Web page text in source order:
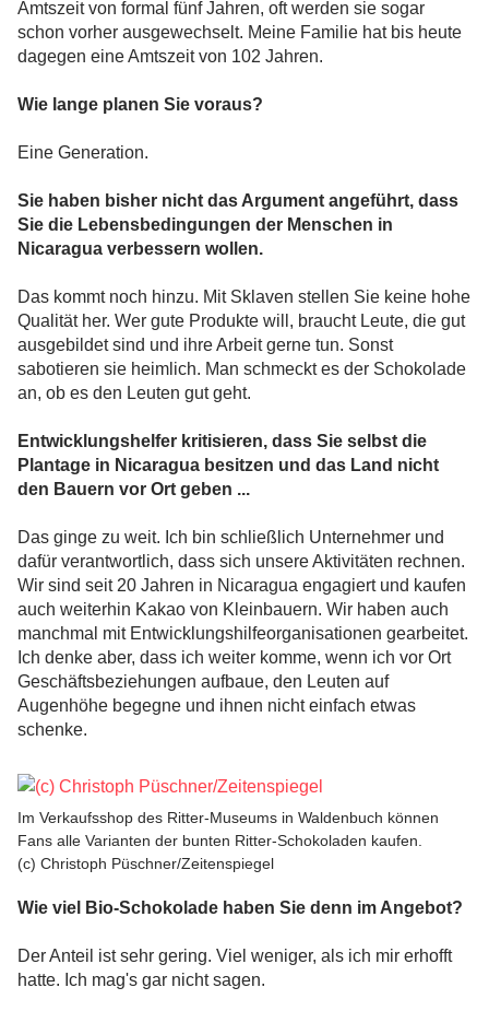
Amtszeit von formal fünf Jahren, oft werden sie sogar
schon vorher ausgewechselt. Meine Familie hat bis heute
dagegen eine Amtszeit von 102 Jahren.
Wie lange planen Sie voraus?
Eine Generation.
Sie haben bisher nicht das Argument angeführt, dass
Sie die Lebensbedingungen der Menschen in
Nicaragua verbessern wollen.
Das kommt noch hinzu. Mit Sklaven stellen Sie keine hohe
Qualität her. Wer gute Produkte will, braucht Leute, die gut
ausgebildet sind und ihre Arbeit gerne tun. Sonst
sabotieren sie heimlich. Man schmeckt es der Schokolade
an, ob es den Leuten gut geht.
Entwicklungshelfer kritisieren, dass Sie selbst die
Plantage in Nicaragua besitzen und das Land nicht
den Bauern vor Ort geben ...
Das ginge zu weit. Ich bin schließlich Unternehmer und
dafür verantwortlich, dass sich unsere Aktivitäten rechnen.
Wir sind seit 20 Jahren in Nicaragua engagiert und kaufen
auch weiterhin Kakao von Kleinbauern. Wir haben auch
manchmal mit Entwicklungshilfeorganisationen gearbeitet.
Ich denke aber, dass ich weiter komme, wenn ich vor Ort
Geschäftsbeziehungen aufbaue, den Leuten auf
Augenhöhe begegne und ihnen nicht einfach etwas
schenke.
Im Verkaufsshop des Ritter-Museums in Waldenbuch können
Fans alle Varianten der bunten Ritter-Schokoladen kaufen.
(c) Christoph Püschner/Zeitenspiegel
Wie viel Bio-Schokolade haben Sie denn im Angebot?
Der Anteil ist sehr gering. Viel weniger, als ich mir erhofft
hatte. Ich mag's gar nicht sagen.